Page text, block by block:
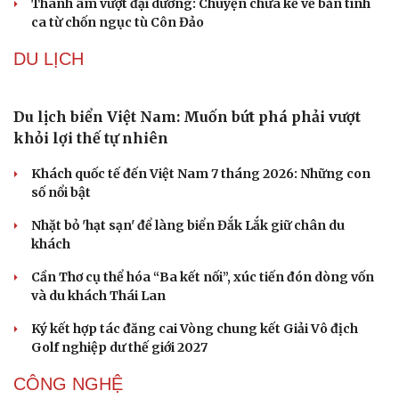
Mỹ sẽ có học thuyết hạt nhân mới đối phó với Trung
Quốc và Nga
Iran tranh thủ “khoảng ngừng” giao tranh với Mỹ để
VĂN HÓA
Từ vụ MCK gỡ 19 ca khúc: Không thể gây sốc rồi
chỉ xin lỗi là xong
Hà Nội sắp cải tạo 131 vòm cầu đá: Đánh thức di sản giữa
lòng phố cổ
Đưa bản sắc văn hóa người Mường trở thành động lực
phát triển du lịch cộng đồng
Ba phim Việt cùng “đổ bộ” phòng vé tháng 8, đối đầu
loạt bom tấn ngoại
Thanh âm vượt đại dương: Chuyện chưa kể về bản tình